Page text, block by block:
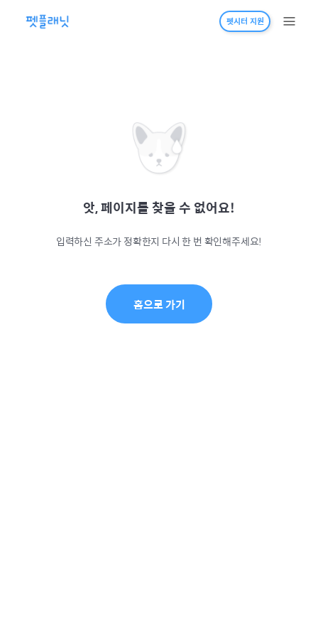
펫시터 지원
앗, 페이지를 찾을 수 없어요!
입력하신 주소가 정확한지 다시 한 번 확인해주세요!
홈으로 가기